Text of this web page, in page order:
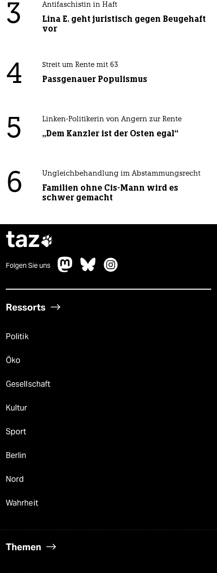
3 Antifaschistin in Haft
Lina E. geht juristisch gegen Beugehaft
vor
4 Streit um Rente mit 63
Passgenauer Populismus
5 Linken-Politikerin von Angern zur Rente
„Dem Kanzler ist der Osten egal“
6 Ungleichbehandlung im Abstammungsrecht
Familien ohne Cis-Mann wird es
schwer gemacht
taz
Folgen Sie uns
Ressorts
Politik
Öko
Gesellschaft
Kultur
Sport
Berlin
Nord
Wahrheit
Themen